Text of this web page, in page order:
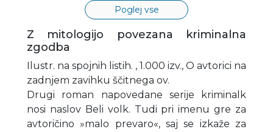
Poglej vse
Z mitologijo povezana kriminalna
zgodba
Ilustr. na spojnih listih. , 1.000 izv., O avtorici na
zadnjem zavihku ščitnega ov.
Drugi roman napovedane serije kriminalk
nosi naslov Beli volk. Tudi pri imenu gre za
avtoričino »malo prevaro«, saj se izkaže za